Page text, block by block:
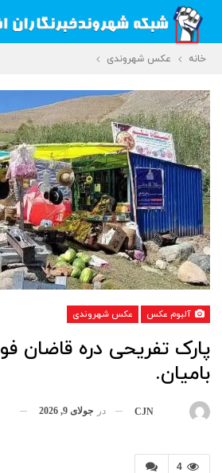
خانه عکس شهروندی
آلبوم عکس عکس شهروندی
پارک تفریحی دره قاضان
بامیان.
CJN در جولای 9, 2026
4